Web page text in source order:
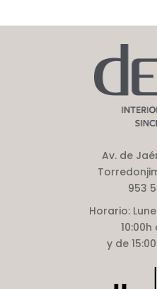
Av. de
953
Horario:
10:00h
y de